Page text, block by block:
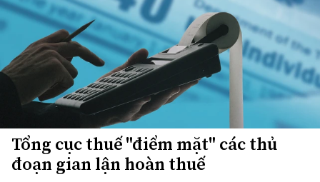
Tổng cục thuế "điểm mặt" các thủ
đoạn gian lận hoàn thuế